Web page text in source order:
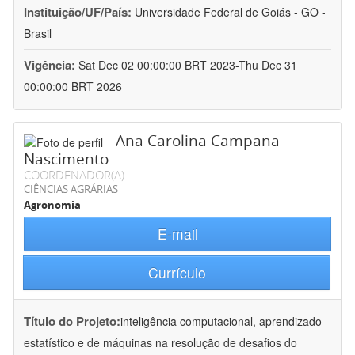
Instituição/UF/País: Universidade Federal de Goiás - GO -
Brasil
Vigência: Sat Dec 02 00:00:00 BRT 2023-Thu Dec 31
00:00:00 BRT 2026
Ana Carolina Campana
Nascimento
COORDENADOR(A)
CIÊNCIAS AGRÁRIAS
Agronomia
E-mail
Currículo
Título do Projeto:inteligência computacional, aprendizado
estatístico e de máquinas na resolução de desafios do